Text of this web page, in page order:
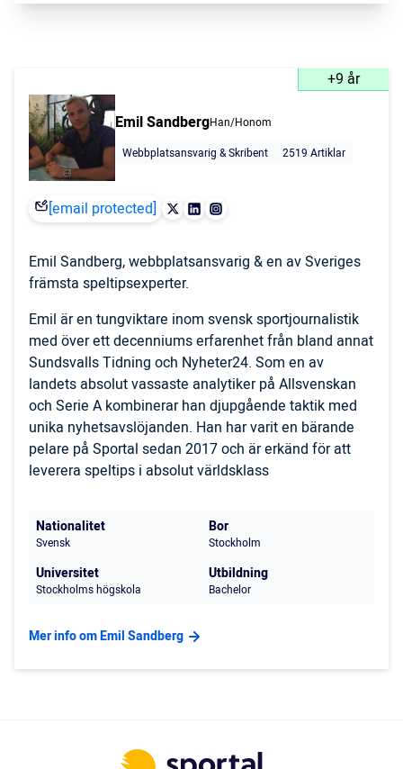
+9 år
Emil SandbergHan/Honom
Webbplatsansvarig & Skribent
2519 Artiklar
[email protected]
Emil Sandberg, webbplatsansvarig & en av Sveriges
främsta speltipsexperter.
Emil är en tungviktare inom svensk sportjournalistik
med över ett decenniums erfarenhet från bland annat
Sundsvalls Tidning och Nyheter24. Som en av
landets absolut vassaste analytiker på Allsvenskan
och Serie A kombinerar han djupgående taktik med
unika nyhetsavslöjanden. Han har varit en bärande
pelare på Sportal sedan 2017 och är erkänd för att
leverera speltips i absolut världsklass
Nationalitet
Svensk
Bor
Stockholm
Universitet
Stockholms högskola
Utbildning
Bachelor
Mer info om Emil Sandberg